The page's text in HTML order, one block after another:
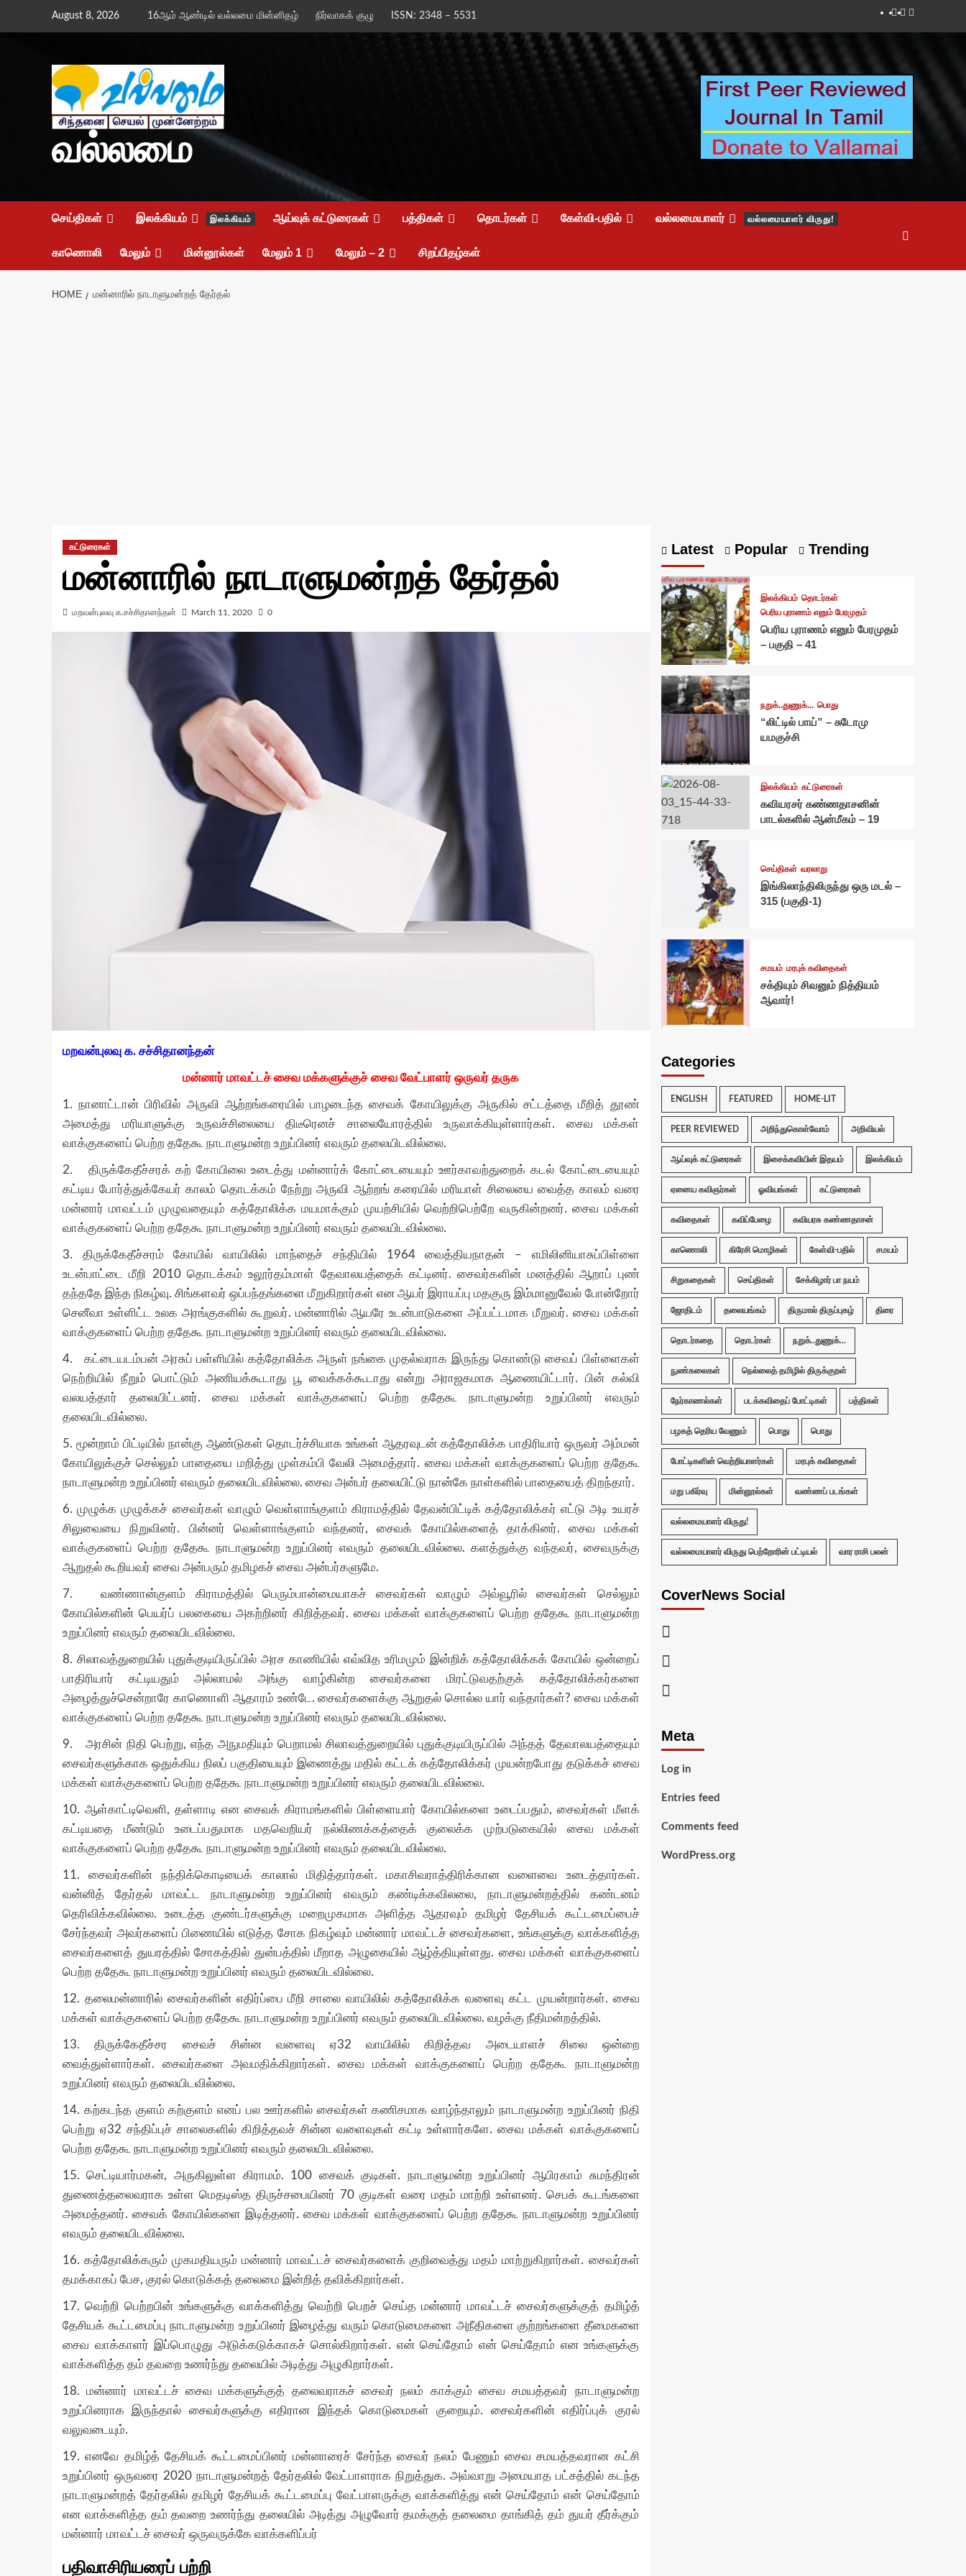
August 8, 2026 16ஆம் ஆண்டில் வல்லமை மின்னிதழ் நிர்வாகக் குழு ISSN: 2348 – 5531 Facebook
Twitter
Youtube
வல்லமை
செய்திகள் இலக்கியம் இலக்கியம் ஆய்வுக் கட்டுரைகள் பத்திகள் தொடர்கள் கேள்வி-பதில் வல்லமையாளர் வல்லமையாளர் விருது!
காணொலி மேலும் மின்னூல்கள் மேலும் 1 மேலும் – 2 சிறப்பிதழ்கள்
HOME மன்னாரில் நாடாளுமன்றத் தேர்தல்
கட்டுரைகள்
மன்னாரில் நாடாளுமன்றத் தேர்தல்
மறவன்புலவு க.சச்சிதானந்தன் March 11, 2020 0
மறவன்புலவு க. சச்சிதானந்தன்
மன்னார் மாவட்டச் சைவ மக்களுக்குச்சைவ வேட்பாளர் ஒருவர் தருக
1.நானாட்டான் பிரிவில் அருவி ஆற்றங்கரையில் பாழடைந்த சைவக் கோயிலுக்கு அருகில் சட்டத்தை மீறித் தூண்
அமைத்து மரியாளுக்கு உருவச்சிலையை திடீரெனச் சாலையோரத்தில் உருவாக்கியுள்ளார்கள். சைவ மக்கள்
வாக்குகளைப் பெற்ற ததேகூ நாடாளுமன்ற உறுப்பினர் எவரும் தலையிடவில்லை.
2. திருக்கேதீச்சரக் கற் கோயிலை உடைத்து மன்னார்க் கோட்டையையும் ஊர்காவற்துறைக் கடல் கோட்டையையும்
கட்டிய போர்த்துக்கேயர் காலம் தொடக்கம் நேற்று அருவி ஆற்றங் கரையில் மரியாள் சிலையை வைத்த காலம் வரை
மன்னார் மாவட்டம் முழுவதையும் கத்தோலிக்க மயமாக்கும் முயற்சியில் வெற்றிபெற்றே வருகின்றனர்.சைவ மக்கள்
வாக்குகளைப் பெற்ற ததேகூ நாடாளுமன்ற உறுப்பினர் எவரும் தலையிடவில்லை.
3. திருக்கேதீச்சரம் கோயில் வாயிலில் மாந்தைச் சந்தியில் 1964வைத்தியநாதன் – எமிலினியாசுப்பிள்ளை
உடன்பாட்டை மீறி
2010தொடக்கம் உலூர்தம்மாள் தேவாலயத்தைக் கட்டினர்.சைவர்களின் மனத்தில் ஆறாப் புண்
தந்ததே இந்த நிகழ்வு.சிங்களவர் ஒப்பந்தங்களை மீறுகிறார்கள் என ஆயர் இராயப்பு மதகுரு இம்மானுவேல் போன்றோர்
செனீவா உள்ளிட்ட உலக அரங்குகளில் கூறுவர்.மன்னாரில் ஆயரே உடன்பாடுகளை அப்பட்டமாக மீறுவர்.சைவ மக்கள்
வாக்குகளைப் பெற்ற ததேகூ நாடாளுமன்ற உறுப்பினர் எவரும் தலையிடவில்லை.
4. கட்டையடம்பன் அரசுப் பள்ளியில் கத்தோலிக்க அருள் நங்கை முதல்வராக இருந்து கொண்டு சைவப் பிள்ளைகள்
நெற்றியில் நீறும் பொட்டும் அணியக்கூடாது பூ வைக்கக்கூடாது என்று அராஜகமாக ஆணையிட்டார். பின் கல்வி
வலயத்தார் தலையிட்டனர்.சைவ மக்கள் வாக்குகளைப் பெற்ற ததேகூ நாடாளுமன்ற உறுப்பினர் எவரும்
தலையிடவில்லை.
5. மூன்றாம் பிட்டியில் நான்கு ஆண்டுகள் தொடர்ச்சியாக உங்கள் ஆதரவுடன் கத்தோலிக்க பாதிரியார் ஒருவர் அம்மன்
கோயிலுக்குச் செல்லும் பாதையை மறித்து முள்கம்பி வேலி அமைத்தார். சைவ மக்கள் வாக்குகளைப் பெற்ற ததேகூ
நாடாளுமன்ற உறுப்பினர் எவரும் தலையிடவில்லை. சைவ அன்பர் தலையிட்டு நான்கே நாள்களில் பாதையைத் திறந்தார்.
6.முழுக்க முழுக்கச் சைவர்கள் வாழும் வெள்ளாங்குளம் கிராமத்தில் தேவன்பிட்டிக் கத்தோலிக்கர் எட்டு அடி உயரச்
சிலுவையை நிறுவினர். பின்னர் வெள்ளாங்குளம் வந்தனர்,சைவக் கோயில்களைத் தாக்கினர்.சைவ மக்கள்
வாக்குகளைப் பெற்ற ததேகூ நாடாளுமன்ற உறுப்பினர் எவரும் தலையிடவில்லை. களத்துக்கு வந்தவர், சைவருக்கு
ஆறுதல் கூறியவர் சைவ அன்பரும் தமிழகச் சைவ அன்பர்களுமே.
7.வண்ணான்குளம் கிராமத்தில் பெரும்பான்மையாகச் சைவர்கள் வாழும் அவ்வூரில் சைவர்கள் செல்லும்
கோயில்களின் பெயர்ப் பலகையை அகற்றினர் கிறித்தவர். சைவ மக்கள் வாக்குகளைப் பெற்ற ததேகூ நாடாளுமன்ற
உறுப்பினர் எவரும் தலையிடவில்லை.
8.சிலாவத்துறையில் புதுக்குடியிருப்பில் அரச காணியில் எவ்வித உரிமமும் இன்றிக் கத்தோலிக்கக் கோயில் ஒன்றைப்
பாதிரியார் கட்டியதும் அல்லாமல் அங்கு வாழ்கின்ற சைவர்களை மிரட்டுவதற்குக் கத்தோலிக்கர்களை
அழைத்துச்சென்றாரே காணொளி ஆதாரம் உண்டே .சைவர்களைக்கு ஆறுதல் சொல்ல யார் வந்தார்கள்? சைவ மக்கள்
வாக்குகளைப் பெற்ற ததேகூ நாடாளுமன்ற உறுப்பினர் எவரும் தலையிடவில்லை.
9.அரசின் நிதி பெற்று,எந்த அநுமதியும் பெறாமல் சிலாவத்துறையில் புதுக்குடியிருப்பில் அந்தத் தேவாலயத்தையும்
சைவர்களுக்காக ஒதுக்கிய நிலப் பகுதியையும் இணைத்து மதில் கட்டக் கத்தோலிக்கர் முயன்றபோது தடுக்கச் சைவ
மக்கள் வாக்குகளைப் பெற்ற ததேகூ நாடாளுமன்ற உறுப்பினர் எவரும் தலையிடவில்லை.
10. ஆள்காட்டிவெளி, தள்ளாடி என சைவக் கிராமங்களில் பிள்ளையார் கோயில்களை உடைப்பதும், சைவர்கள் மீளக்
கட்டியதை மீண்டும் உடைப்பதுமாக மதவெறியர் நல்லிணக்கத்தைக் குலைக்க முற்படுகையில் சைவ மக்கள்
வாக்குகளைப் பெற்ற ததேகூ நாடாளுமன்ற உறுப்பினர் எவரும் தலையிடவில்லை.
11.சைவர்களின் நந்திக்கொடியைக் காலால் மிதித்தார்கள்.மகாசிவராத்திரிக்கான வளைவை உடைத்தார்கள்.
வன்னித் தேர்தல் மாவட்ட நாடாளுமன்ற உறுப்பினர் எவரும் கண்டிக்கவிலலை, நாடாளுமன்றத்தில் கண்டனம்
தெரிவிக்கவில்லை. உடைத்தகுண்டர்களுக்கு மறைமுகமாக அளித்த ஆதரவும் தமிழர் தேசியக் கூட்டமைப்பைச்
சேர்ந்தவர் அவர்களைப் பிணையில் எடுத்த சோக நிகழ்வும் மன்னார் மாவட்டச் சைவர்களை, உங்களுக்கு வாக்களித்த
சைவர்களைத் துயரத்தில் சோகத்தில் துன்பத்தில் மீறாத அழுகையில் ஆழ்த்தியுள்ளது. சைவ மக்கள் வாக்குகளைப்
பெற்ற ததேகூ நாடாளுமன்ற உறுப்பினர் எவரும் தலையிடவில்லை.
12. தலைமன்னாரில் சைவர்களின் எதிர்ப்பை மீறி சாலை வாயிலில் கத்தோலிக்க வளைவு கட்ட முயன்றார்கள். சைவ
மக்கள் வாக்குகளைப் பெற்ற ததேகூ நாடாளுமன்ற உறுப்பினர் எவரும் தலையிடவில்லை. வழக்கு நீதிமன்றத்தில்.
13.திருக்கேதீச்சர சைவச் சின்ன வளைவு ஏ32வாயிலில் கிறித்தவ அடையாளச் சிலை ஒன்றை
வைத்துள்ளார்கள்.சைவர்களை அவமதிக்கிறார்கள்.சைவ மக்கள் வாக்குகளைப் பெற்ற ததேகூ நாடாளுமன்ற
உறுப்பினர் எவரும் தலையிடவில்லை.
14. கற்கடந்த குளம் கற்குளம் எனப் பல ஊர்களில் சைவர்கள் கணிசமாக வாழ்ந்தாலும் நாடாளுமன்ற உறுப்பினர் நிதி
பெற்று ஏ32சந்திப்புச் சாலைகளில் கிறித்தவச் சின்ன வளைவுகள் கட்டி உள்ளார்களே.சைவ மக்கள் வாக்குகளைப்
பெற்ற ததேகூ நாடாளுமன்ற உறுப்பினர் எவரும் தலையிடவில்லை.
15.செட்டியார்மகன், அருகிலுள்ள கிராமம். 100 சைவக் குடிகள். நாடாளுமன்ற உறுப்பினர் ஆபிரகாம் சுமந்திரன்
துணைத்தலைவராக உள்ள மெதடிஸ்த திருச்சபையினர் 70குடிகள் வரை மதம் மாற்றி உள்ளனர்.செபக் கூடங்களை
அமைத்தனர்.சைவக் கோயில்களை இடித்தனர். சைவ மக்கள் வாக்குகளைப் பெற்ற ததேகூ நாடாளுமன்ற உறுப்பினர்
எவரும் தலையிடவில்லை.
16.கத்தோலிக்கரும் முகமதியரும் மன்னார் மாவட்டச் சைவர்களைக் குறிவைத்து மதம் மாற்றுகிறார்கள். சைவர்கள்
தமக்காகப் பேச, குரல் கொடுக்கத் தலைமை இன்றித் தவிக்கிறார்கள்.
17.வெற்றி பெற்றபின் உங்களுக்கு வாக்களித்து வெற்றி பெறச் செய்த மன்னார் மாவட்டச் சைவர்களுக்குத் தமிழ்த்
தேசியக் கூட்டமைப்பு நாடாளுமன்ற உறுப்பினர் இழைத்து வரும் கொடுமைகளை அநீதிகளை குற்றங்களை தீமைகளை
சைவ வாக்காளர் இப்பொழுது அடுக்கடுக்காகச் சொல்கிறார்கள். என் செய்தோம் என் செய்தோம் என உங்களுக்கு
வாக்களித்த தம் தவறை உணர்ந்து தலையில் அடித்து அழுகிறார்கள்.
18.மன்னார் மாவட்டச் சைவ மக்களுக்குத் தலைவராகச் சைவர் நலம் காக்கும் சைவ சமயத்தவர் நாடாளுமன்ற
உறுப்பினராக இருந்தால் சைவர்களுக்கு எதிரான இந்தக் கொடுமைகள் குறையும். சைவர்களின் எதிர்ப்புக் குரல்
வலுவடையும்.
19.எனவே தமிழ்த் தேசியக் கூட்டமைப்பினர் மன்னாரைச் சேர்ந்த சைவர் நலம் பேணும் சைவ சமயத்தவரான கட்சி
உறுப்பினர் ஒருவரை 2020 நாடாளுமன்றத் தேர்தலில் வேட்பாளராக நிறுத்துக. அவ்வாறு அமையாத பட்சத்தில் கடந்த
நாடாளுமன்றத் தேர்தலில் தமிழர் தேசியக் கூட்டமைப்பு வேட்பாளருக்கு வாக்களித்துஎன் செய்தோம் என் செய்தோம்
என வாக்களித்த தம் தவறை உணர்ந்து தலையில் அடித்து அழுவோர் தமக்குத் தலைமை தாங்கித் தம் துயர் தீர்க்கும்
மன்னார் மாவட்டச் சைவர் ஒருவருக்கே வாக்களிப்பர்
பதிவாசிரியரைப் பற்றி
Latest Popular Trending
இலக்கியம் தொடர்கள்
பெரிய புராணம் எனும் பேரமுதம்
பெரிய புராணம் எனும் பேரமுதம்
– பகுதி – 41
நறுக்..துணுக்... பொது
“லிட்டில் பாய்” – சுடோமு
யமகுச்சி
இலக்கியம் கட்டுரைகள்
கவியரசர் கண்ணதாசனின்
பாடல்களில் ஆன்மீகம் – 19
செய்திகள் வரலாறு
இங்கிலாந்திலிருந்து ஒரு மடல் –
315 (பகுதி-1)
சமயம் மரபுக் கவிதைகள்
சக்தியும் சிவனும் நித்தியம்
ஆவார்!
Categories
ENGLISH FEATURED HOME-LIT
PEER REVIEWED அறிந்துகொள்வோம் அறிவியல்
ஆய்வுக் கட்டுரைகள் இசைக்கவியின் இதயம் இலக்கியம்
ஏனைய கவிஞர்கள் ஓவியங்கள் கட்டுரைகள்
கவிதைகள் கவிப்பேழை கவியரசு கண்ணதாசன்
காணொலி கிரேசி மொழிகள் கேள்வி-பதில் சமயம்
சிறுகதைகள் செய்திகள் சேக்கிழார் பா நயம்
ஜோதிடம் தலையங்கம் திருமால் திருப்புகழ் திரை
தொடர்கதை தொடர்கள் நறுக்..துணுக்...
நுண்கலைகள் நெல்லைத் தமிழில் திருக்குறள்
நேர்காணல்கள் படக்கவிதைப் போட்டிகள் பத்திகள்
பழகத் தெரிய வேணும் பொது பொது
போட்டிகளின் வெற்றியாளர்கள் மரபுக் கவிதைகள்
மறு பகிர்வு மின்னூல்கள் வண்ணப் படங்கள்
வல்லமையாளர் விருது!
வல்லமையாளர் விருது பெற்றோரின் பட்டியல் வார ராசி பலன்
CoverNews Social
Meta
Log in
Entries feed
Comments feed
WordPress.org